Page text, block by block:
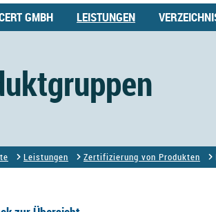
GMBH LEISTUNGEN
Leistungen Zertifizierung von Produkten